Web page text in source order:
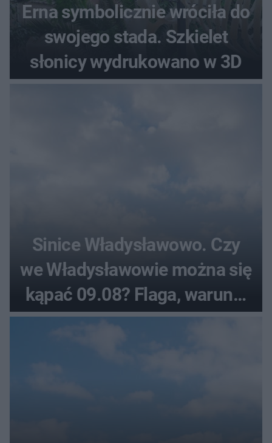
Erna symbolicznie wróciła do
swojego stada. Szkielet
słonicy wydrukowano w 3D
Sinice Władysławowo. Czy
we Władysławowie można się
kąpać 09.08? Flaga, warunki
pogodowe